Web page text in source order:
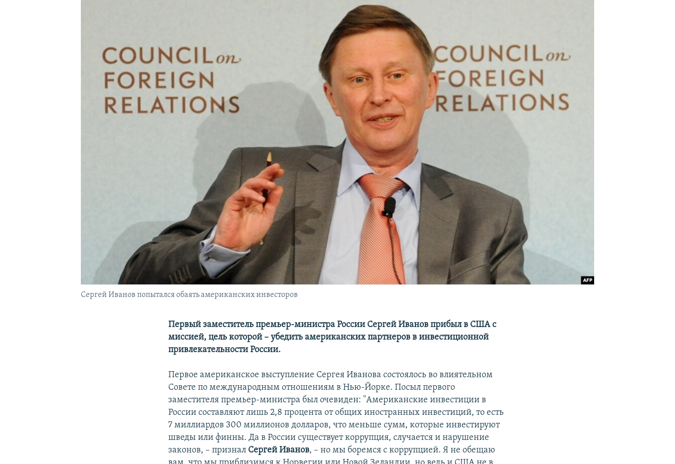
Сергей Иванов попытался обаять американских инвесторов
Первый заместитель премьер-министра России Сергей Иванов прибыл в США с
миссией, цель которой – убедить американских партнеров в инвестиционной
привлекательности России.
Первое американское выступление Сергея Иванова состоялось во влиятельном
Совете по международным отношениям в Нью-Йорке. Посыл первого
заместителя премьер-министра был очевиден: "Американские инвестиции в
России составляют лишь 2,8 процента от общих иностранных инвестиций, то есть
7 миллиардов 300 миллионов долларов, что меньше сумм, которые инвестируют
шведы или финны. Да в России существует коррупция, случается и нарушение
законов, – признал Сергей Иванов, – но мы боремся с коррупцией. Я не обещаю